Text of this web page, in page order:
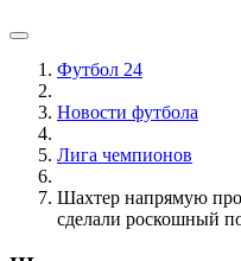
Футбол 24
Новости футбола
Лига чемпионов
Шахтер напрямую
сделали роскошный